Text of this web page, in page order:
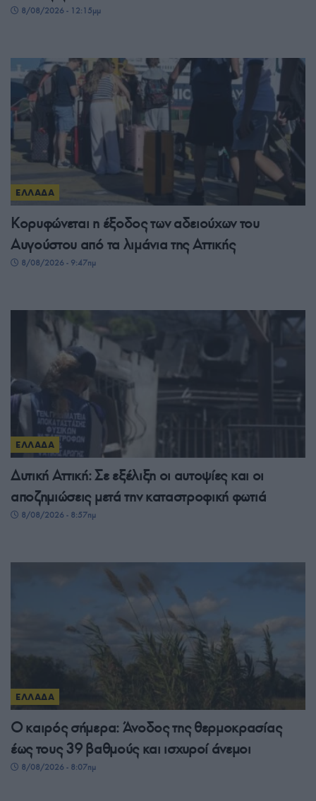
8/08/2026 - 12:15μμ
ΕΛΛΑΔΑ
Κορυφώνεται η έξοδος των αδειούχων του
Αυγούστου από τα λιμάνια της Αττικής
8/08/2026 - 9:47πμ
ΕΛΛΑΔΑ
Δυτική Αττική: Σε εξέλιξη οι αυτοψίες και οι
αποζημιώσεις μετά την καταστροφική φωτιά
8/08/2026 - 8:57πμ
ΕΛΛΑΔΑ
Ο καιρός σήμερα: Άνοδος της θερμοκρασίας
έως τους 39 βαθμούς και ισχυροί άνεμοι
8/08/2026 - 8:07πμ